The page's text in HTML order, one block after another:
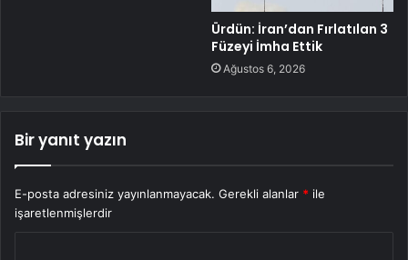
Ürdün: İran’dan Fırlatılan 3
Füzeyi İmha Ettik
Ağustos 6, 2026
Bir yanıt yazın
E-posta adresiniz yayınlanmayacak. Gerekli alanlar * ile
işaretlenmişlerdir